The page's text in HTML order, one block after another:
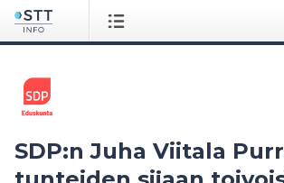
SDP:n Juha Viitala